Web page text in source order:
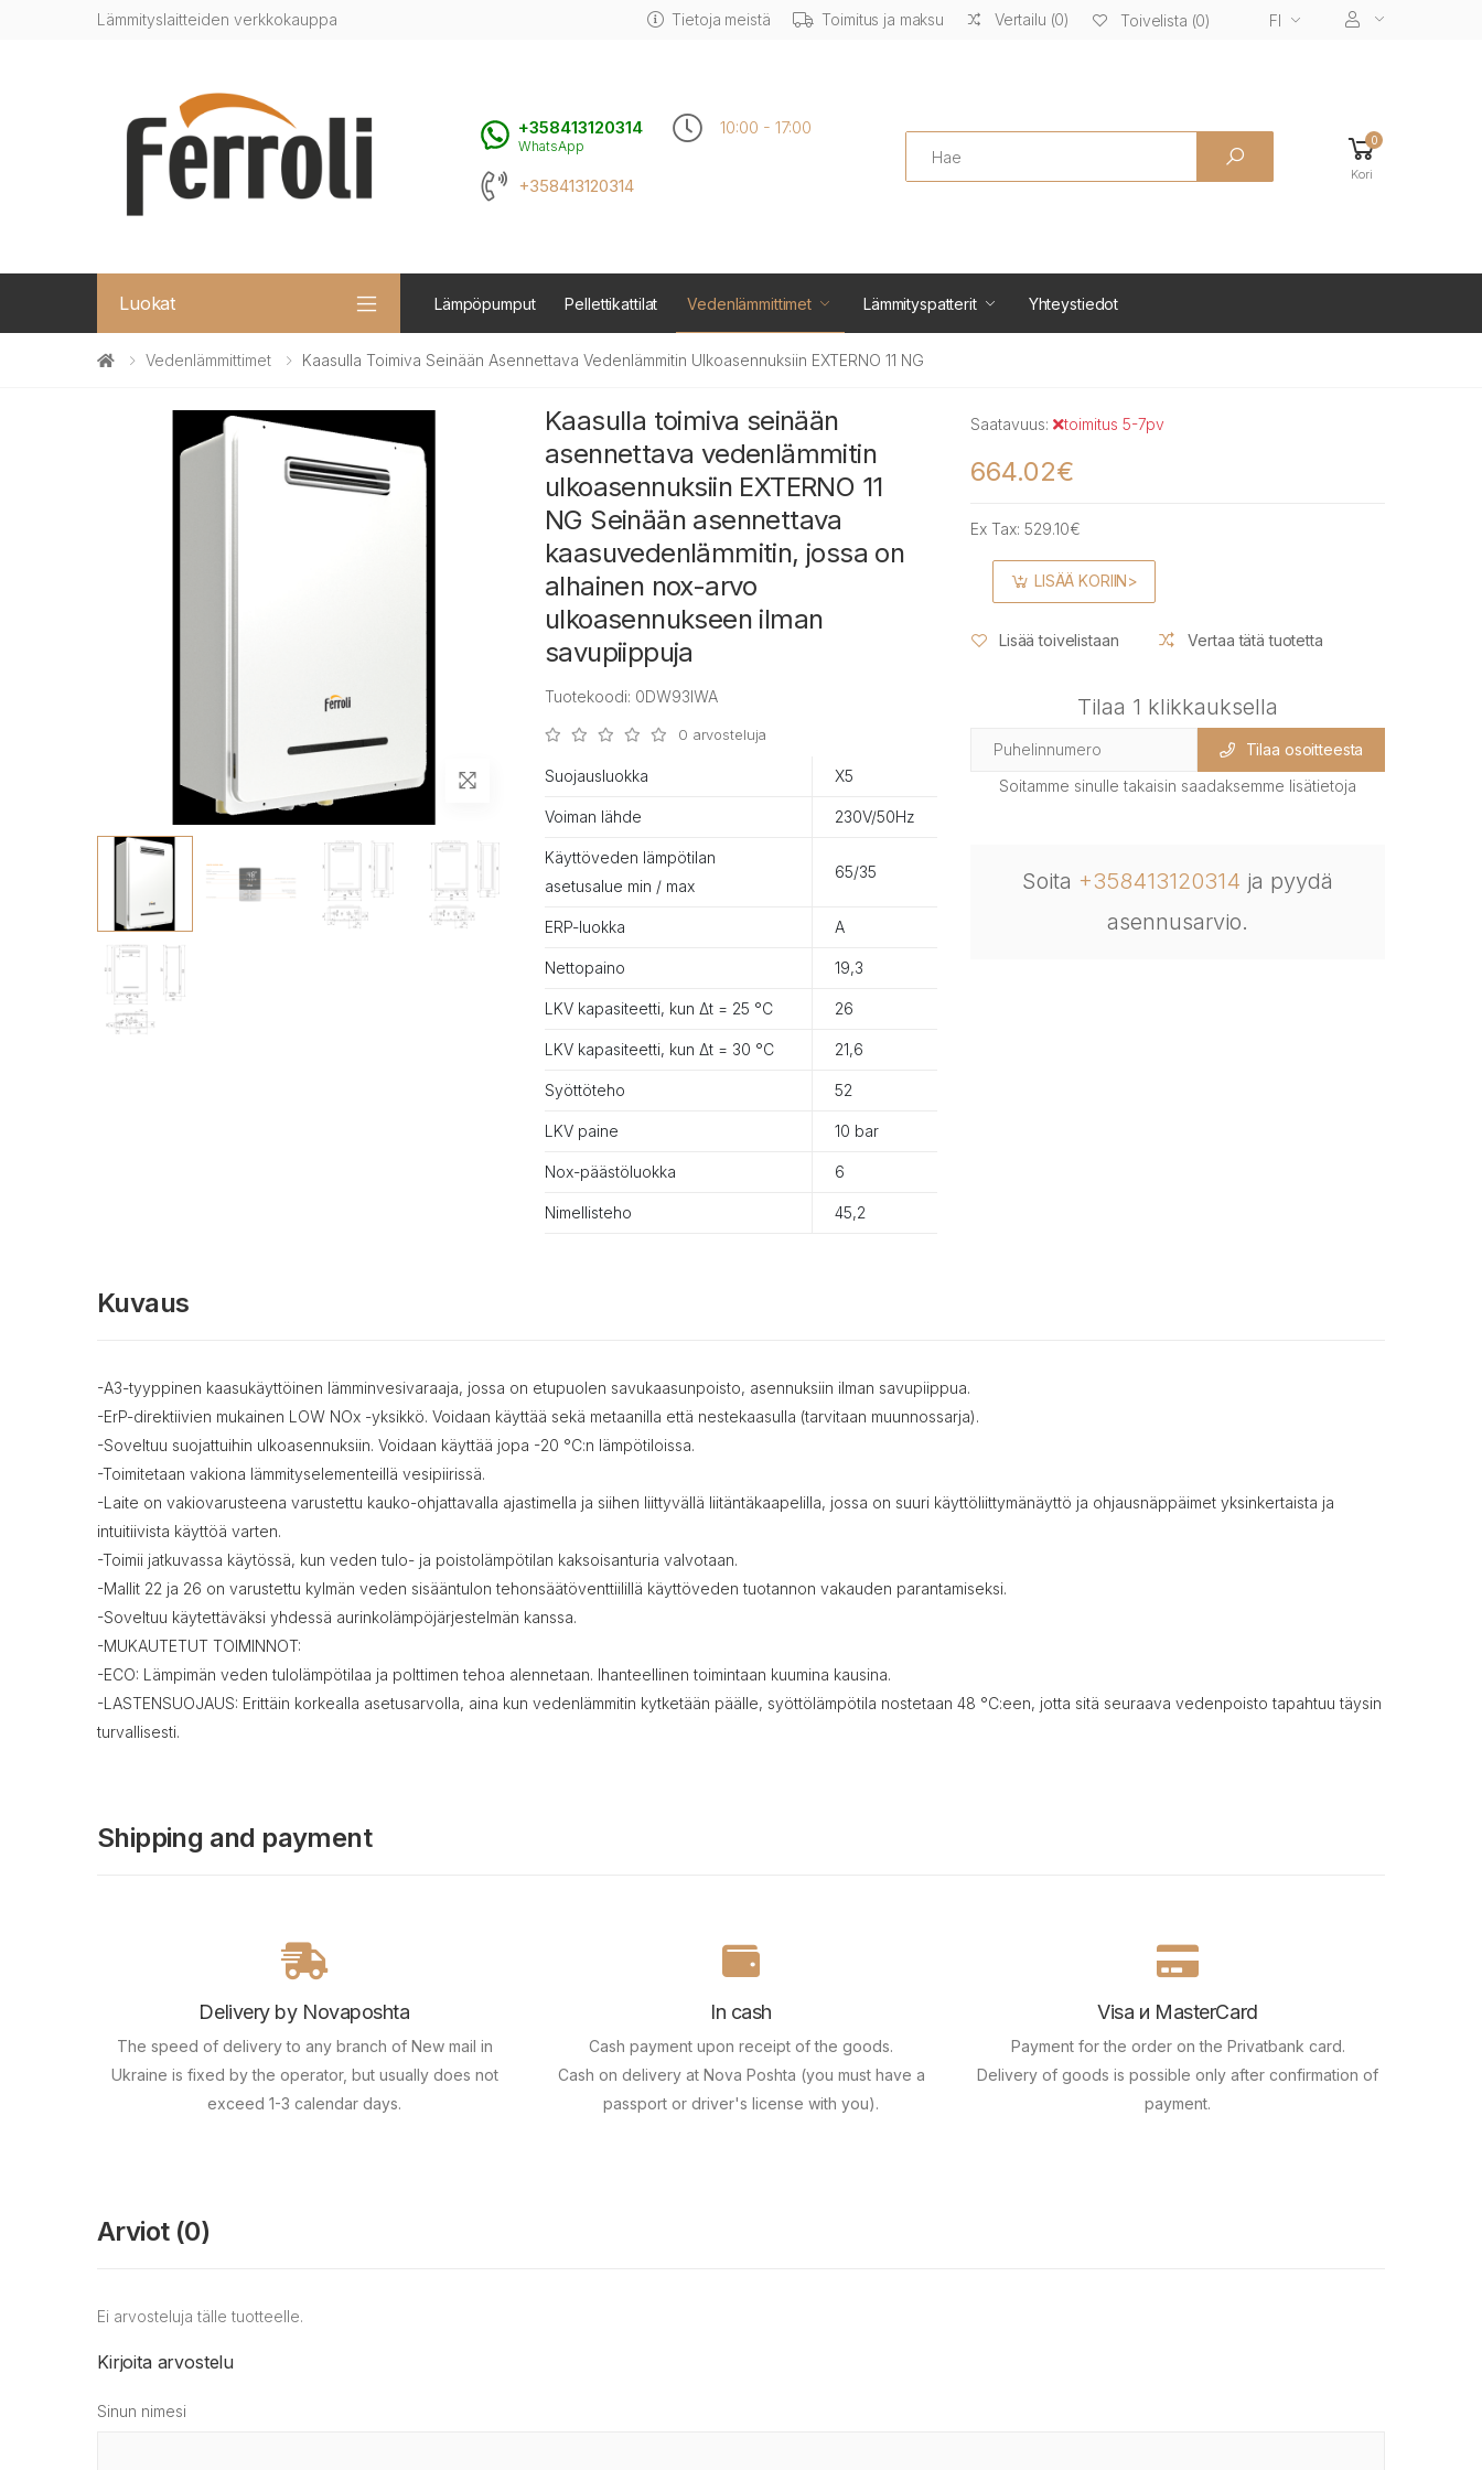
Lämmityslaitteiden verkkokauppa Tietoja meistä Toimitus ja maksu Vertailu (0) Toivelista (0) FI
+358413120314
WhatsApp
+358413120314
10:00 - 17:00
Search 0
Kori
Luokat Lämpöpumput Pellettikattilat Vedenlämmittimet Lämmityspatterit Yhteystiedot
Vedenlämmittimet Kaasulla Toimiva Seinään Asennettava Vedenlämmitin Ulkoasennuksiin EXTERNO 11 NG
Kaasulla toimiva seinään
asennettava vedenlämmitin
ulkoasennuksiin EXTERNO 11
NG Seinään asennettava
kaasuvedenlämmitin, jossa on
alhainen nox-arvo
ulkoasennukseen ilman
savupiippuja
Tuotekoodi: 0DW93IWA
0 arvosteluja
Suojausluokka X5
Voiman lähde 230V/50Hz
Käyttöveden lämpötilan
asetusalue min / max
65/35
ERP-luokka A
Nettopaino 19,3
LKV kapasiteetti, kun Δt = 25 °C 26
LKV kapasiteetti, kun Δt = 30 °C 21,6
Syöttöteho 52
LKV paine 10 bar
Nox-päästöluokka 6
Nimellisteho 45,2
Saatavuus: toimitus 5-7pv
664.02€
Ex Tax: 529.10€
LISÄÄ KORIIN>
Lisää toivelistaan Vertaa tätä tuotetta
Tilaa 1 klikkauksella
Tilaa osoitteesta
Soitamme sinulle takaisin saadaksemme lisätietoja
Soita +358413120314 ja pyydä
asennusarvio.
Kuvaus
-A3-tyyppinen kaasukäyttöinen lämminvesivaraaja, jossa on etupuolen savukaasunpoisto, asennuksiin ilman savupiippua.
-ErP-direktiivien mukainen LOW NOx -yksikkö. Voidaan käyttää sekä metaanilla että nestekaasulla (tarvitaan muunnossarja).
-Soveltuu suojattuihin ulkoasennuksiin. Voidaan käyttää jopa -20 °C:n lämpötiloissa.
-Toimitetaan vakiona lämmityselementeillä vesipiirissä.
-Laite on vakiovarusteena varustettu kauko-ohjattavalla ajastimella ja siihen liittyvällä liitäntäkaapelilla, jossa on suuri käyttöliittymänäyttö ja ohjausnäppäimet yksinkertaista ja
intuitiivista käyttöä varten.
-Toimii jatkuvassa käytössä, kun veden tulo- ja poistolämpötilan kaksoisanturia valvotaan.
-Mallit 22 ja 26 on varustettu kylmän veden sisääntulon tehonsäätöventtiilillä käyttöveden tuotannon vakauden parantamiseksi.
-Soveltuu käytettäväksi yhdessä aurinkolämpöjärjestelmän kanssa.
-MUKAUTETUT TOIMINNOT:
-ECO: Lämpimän veden tulolämpötilaa ja polttimen tehoa alennetaan. Ihanteellinen toimintaan kuumina kausina.
-LASTENSUOJAUS: Erittäin korkealla asetusarvolla, aina kun vedenlämmitin kytketään päälle, syöttölämpötila nostetaan 48 °C:een, jotta sitä seuraava vedenpoisto tapahtuu täysin
turvallisesti.
Shipping and payment
Delivery by Novaposhta
The speed of delivery to any branch of New mail in
Ukraine is fixed by the operator, but usually does not
exceed 1-3 calendar days.
In cash
Cash payment upon receipt of the goods.
Cash on delivery at Nova Poshta (you must have a
passport or driver's license with you).
Visa и MasterCard
Payment for the order on the Privatbank card.
Delivery of goods is possible only after confirmation of
payment.
Arviot (0)
Ei arvosteluja tälle tuotteelle.
Kirjoita arvostelu
Sinun nimesi